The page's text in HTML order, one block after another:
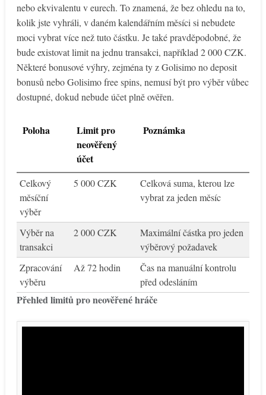
nebo ekvivalentu v eurech. To znamená, že bez ohledu na to,
kolik jste vyhráli, v daném kalendářním měsíci si nebudete
moci vybrat více než tuto částku. Je také pravděpodobné, že
bude existovat limit na jednu transakci, například 2 000 CZK.
Některé bonusové výhry, zejména ty z Golisimo no deposit
bonusů nebo Golisimo free spins, nemusí být pro výběr vůbec
dostupné, dokud nebude účet plně ověřen.
Přehled limitů pro neověřené hráče
Poloha
Limit pro
neověřený
účet
Poznámka
Celkový
měsíční
výběr
5 000 CZK
Celková suma, kterou lze
vybrat za jeden měsíc
Výběr na
transakci
2 000 CZK
Maximální částka pro jeden
výběrový požadavek
Zpracování
výběru
Až 72 hodin
Čas na manuální kontrolu
před odesláním